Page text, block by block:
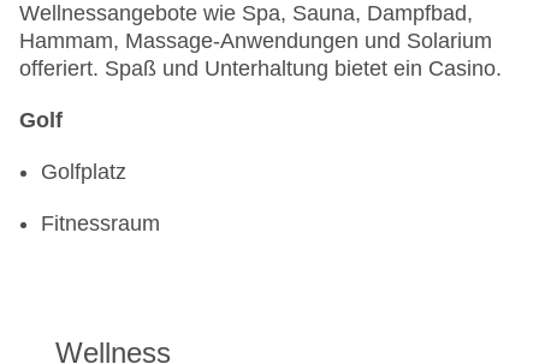
Wellnessangebote wie Spa, Sauna, Dampfbad,
Hammam, Massage-Anwendungen und Solarium
offeriert. Spaß und Unterhaltung bietet ein Casino.
Golf
Golfplatz
Fitnessraum
Wellness